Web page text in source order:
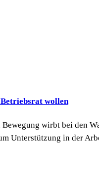
wollen
wirbt bei den
Unterstützung in der